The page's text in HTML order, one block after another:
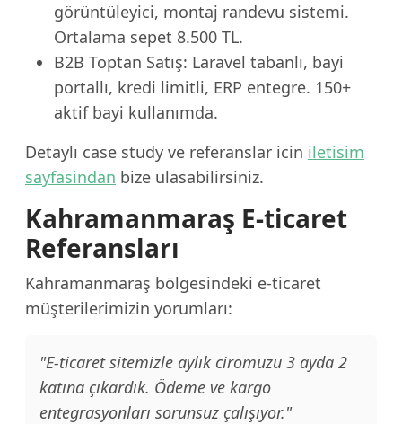
görüntüleyici, montaj randevu sistemi.
Ortalama sepet 8.500 TL.
B2B Toptan Satış: Laravel tabanlı, bayi
portallı, kredi limitli, ERP entegre. 150+
aktif bayi kullanımda.
Detaylı case study ve referanslar icin iletisim
sayfasindan bize ulasabilirsiniz.
Kahramanmaraş E-ticaret
Referansları
Kahramanmaraş bölgesindeki e-ticaret
müşterilerimizin yorumları:
"E-ticaret sitemizle aylık ciromuzu 3 ayda 2
katına çıkardık. Ödeme ve kargo
entegrasyonları sorunsuz çalışıyor."